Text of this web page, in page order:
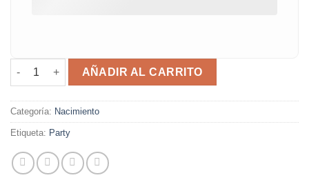
Cuadro natalicio party cantidad
AÑADIR AL CARRITO
Categoría: Nacimiento
Etiqueta: Party